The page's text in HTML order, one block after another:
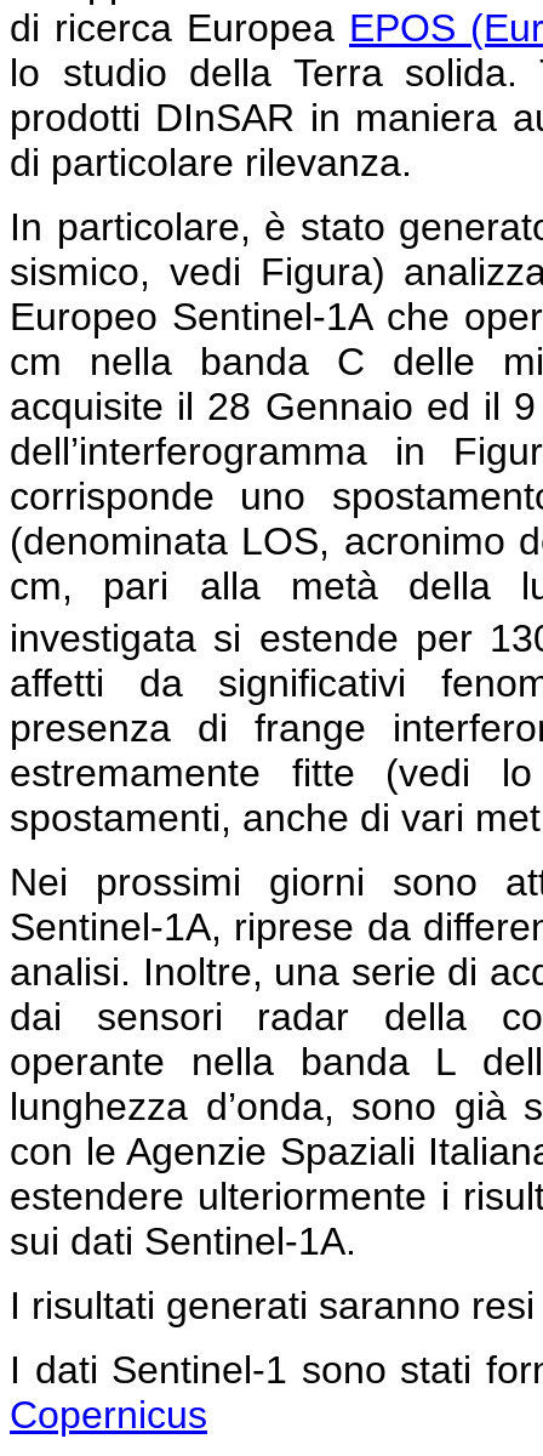
di ricerca Europea EPOS
lo studio della Terra solida.
prodotti DInSAR in maniera
di particolare rilevanza.
In particolare, è stato
sismico, vedi Figura)
Europeo Sentinel-1A che
cm nella banda C delle
acquisite il 28 Gennaio ed il
dell’interferogramma in
corrisponde uno
(denominata LOS, acronimo
cm, pari alla metà della
investigata si estende per
affetti da significativi
presenza di frange
estremamente fitte (vedi
spostamenti, anche di vari
Nei prossimi giorni sono
Sentinel-1A, riprese da
analisi. Inoltre, una serie di
dai sensori radar della
operante nella banda L
lunghezza d’onda, sono già
con le Agenzie Spaziali
estendere ulteriormente i
sui dati Sentinel-1A.
I risultati generati saranno
I dati Sentinel-1 sono stati
Copernicus